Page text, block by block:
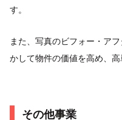
す。
また、写真のビフォー・ア
かして物件の価値を高め、高
その他事業